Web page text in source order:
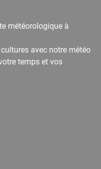
météorologique à
avec notre météo
temps et vos